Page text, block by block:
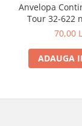
Anvelopa
Tour 32-622
70,00
ADAUGA